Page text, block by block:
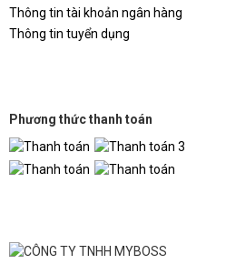
Thông tin tài khoản ngân hàng
Thông tin tuyển dụng
Phương thức thanh toán